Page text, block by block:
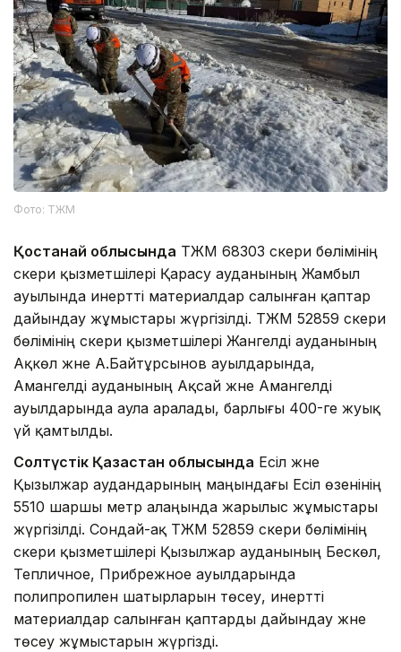
Фото: ТЖМ
Қостанай облысында ТЖМ 68303 әскери бөлімінің
әскери қызметшілері Қарасу ауданының Жамбыл
ауылында инертті материалдар салынған қаптар
дайындау жұмыстары жүргізілді. ТЖМ 52859 әскери
бөлімінің әскери қызметшілері Жангелді ауданының
Ақкөл және А.Байтұрсынов ауылдарында,
Амангелді ауданының Ақсай және Амангелді
ауылдарында аула аралады, барлығы 400-ге жуық
үй қамтылды.
Солтүстік Қазақстан облысында Есіл және
Қызылжар аудандарының маңындағы Есіл өзенінің
5510 шаршы метр алаңында жарылыс жұмыстары
жүргізілді. Сондай-ақ ТЖМ 52859 әскери бөлімінің
әскери қызметшілері Қызылжар ауданының Бескөл,
Тепличное, Прибрежное ауылдарында
полипропилен шатырларын төсеу, инертті
материалдар салынған қаптарды дайындау және
төсеу жұмыстарын жүргізді.